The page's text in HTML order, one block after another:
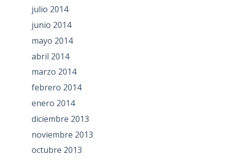
julio 2014
junio 2014
mayo 2014
abril 2014
marzo 2014
febrero 2014
enero 2014
diciembre 2013
noviembre 2013
octubre 2013